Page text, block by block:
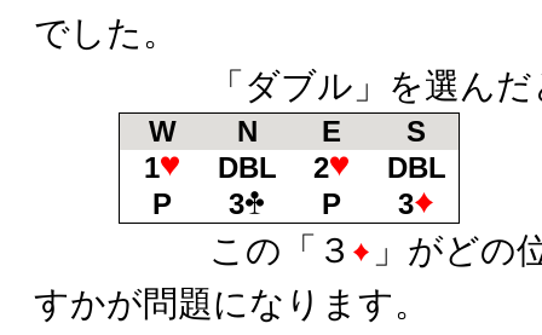
でした。
「ダブル」を選んだと
W N E
S
1
DBL 2
DBL
P
3 P 3
この「３
」がどの
すかが問題になります。